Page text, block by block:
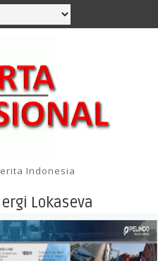
Indonesia
Lokaseva